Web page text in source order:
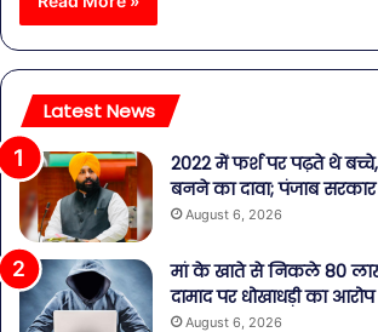
Latest News
2022 में फर्श पर पढ़ते थे
बनने का दावा; पंजाब सरकार
August 6, 2026
मां के खाते से निकले 80
दामाद पर धोखाधड़ी का आरोप
August 6, 2026